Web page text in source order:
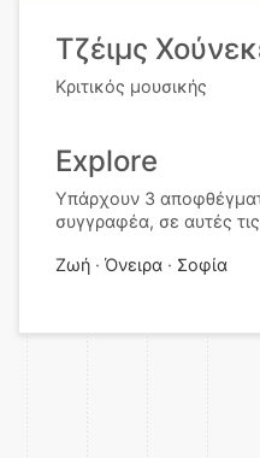
Τζέιμς
Κριτικός μουσικής
Explore
Υπάρχουν 3
συγγραφέα, σε αυτές
Ζωή Όνειρα Σοφία